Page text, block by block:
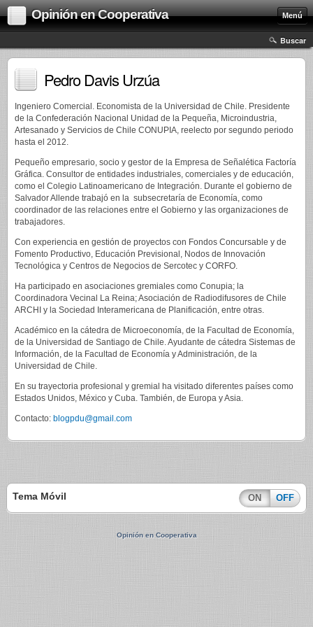
Opinión en Cooperativa Menú
Buscar
Pedro Davis Urzúa
Ingeniero Comercial. Economista de la Universidad de Chile. Presidente
de la Confederación Nacional Unidad de la Pequeña, Microindustria,
Artesanado y Servicios de Chile CONUPIA, reelecto por segundo periodo
hasta el 2012.
Pequeño empresario, socio y gestor de la Empresa de Señalética Factoría
Gráfica. Consultor de entidades industriales, comerciales y de educación,
como el Colegio Latinoamericano de Integración. Durante el gobierno de
Salvador Allende trabajó en la subsecretaría de Economía, como
coordinador de las relaciones entre el Gobierno y las organizaciones de
trabajadores.
Con experiencia en gestión de proyectos con Fondos Concursable y de
Fomento Productivo, Educación Previsional, Nodos de Innovación
Tecnológica y Centros de Negocios de Sercotec y CORFO.
Ha participado en asociaciones gremiales como Conupia; la
Coordinadora Vecinal La Reina; Asociación de Radiodifusores de Chile
ARCHI y la Sociedad Interamericana de Planificación, entre otras.
Académico en la cátedra de Microeconomía, de la Facultad de Economía,
de la Universidad de Santiago de Chile. Ayudante de cátedra Sistemas de
Información, de la Facultad de Economía y Administración, de la
Universidad de Chile.
En su trayectoria profesional y gremial ha visitado diferentes países como
Estados Unidos, México y Cuba. También, de Europa y Asia.
Contacto: blogpdu@gmail.com
Tema Móvil ON OFF
Opinión en Cooperativa